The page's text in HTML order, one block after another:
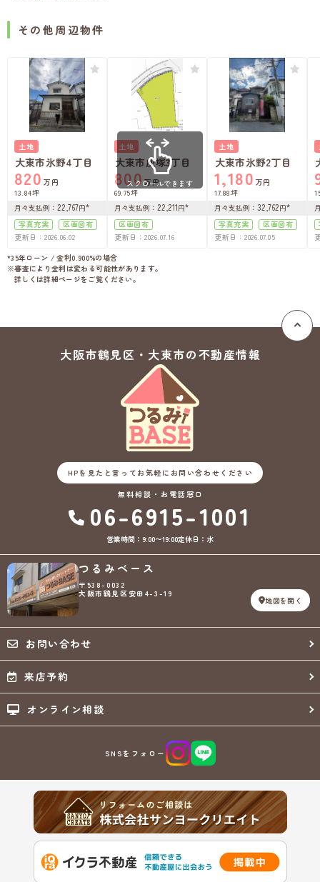
その他周辺物件
土地
大東市氷野4丁目
820 万円
13.84坪
月々支払例 ： 22,767円*
写真充実
区画図有
ペット可
上下水道完備
更新日：2026.06.02
土地
大東市灰塚3丁目
800万円
69.75坪
月々支払例 ： 22,211円*
区画図有
更新日：2026.07.16
土地
大東市氷野2丁目
1,180 万円
17.88坪
月々支払例 ： 32,762円*
写真充実
区画図有
上下水道完備
更新日：2026.07.05
スクロールできます
*35年ローン / 金利0.900%の場合
※審査により金利は変わる可能性があります。
詳しくは詳細ページをご覧ください。
大阪市鶴見区・大東市の不動産情報
HPを見たと言ってお気軽にお問い合わせください
無料相談・お電話窓口
06-6915-1001
営業時間：9:00〜19:00定休日：水
つるみベース
〒538-0032
大阪市鶴見区安田4-3-19
地図を開く
お問い合わせ
来店予約
オンライン相談
SNSをフォロー